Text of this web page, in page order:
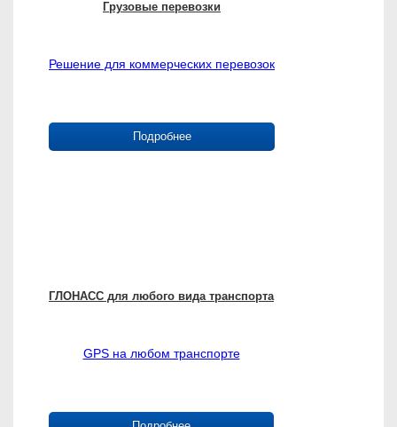
Грузовые перевозки
Решение для коммерческих перевозок
Подробнее
ГЛОНАСС для любого вида транспорта
GPS на любом транспорте